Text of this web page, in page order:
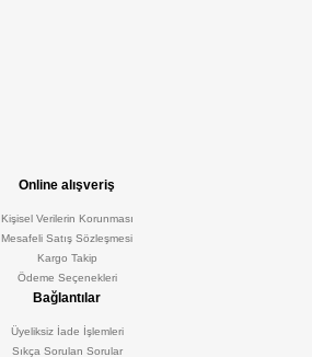
Online alışveriş
Kişisel Verilerin Korunması
Mesafeli Satış Sözleşmesi
Kargo Takip
Ödeme Seçenekleri
Bağlantılar
Üyeliksiz İade İşlemleri
Sıkça Sorulan Sorular